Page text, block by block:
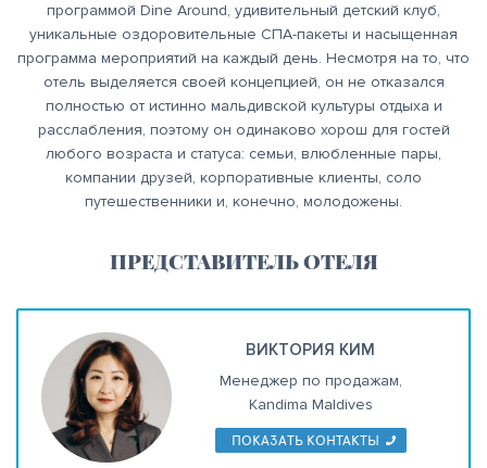
программой Dine Around, удивительный детский клуб,
уникальные оздоровительные СПА-пакеты и насыщенная
программа мероприятий на каждый день. Несмотря на то, что
отель выделяется своей концепцией, он не отказался
полностью от истинно мальдивской культуры отдыха и
расслабления, поэтому он одинаково хорош для гостей
любого возраста и статуса: семьи, влюбленные пары,
компании друзей, корпоративные клиенты, соло
путешественники и, конечно, молодожены.
ПРЕДСТАВИТЕЛЬ ОТЕЛЯ
ВИКТОРИЯ КИМ
Менеджер по продажам,
Kandima Maldives
ПОКАЗАТЬ КОНТАКТЫ